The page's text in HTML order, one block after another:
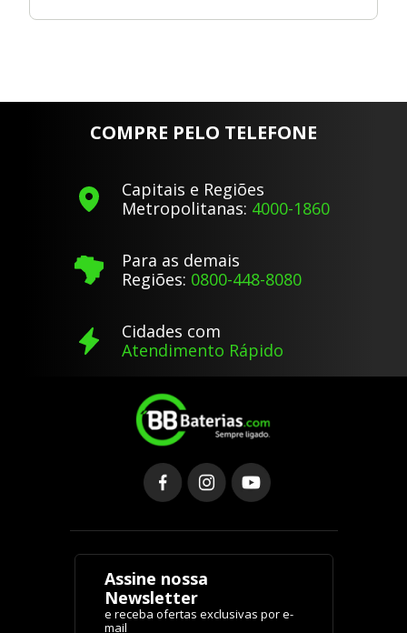
COMPRE PELO TELEFONE
Capitais e Regiões
Metropolitanas: 4000-1860
Para as demais
Regiões: 0800-448-8080
Cidades com
Atendimento Rápido
Assine nossa
Newsletter